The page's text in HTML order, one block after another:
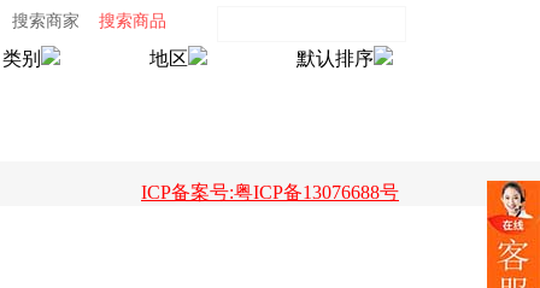
搜索商家 搜索商品
类别 地区 默认排序
ICP备案号:粤ICP备13076688号